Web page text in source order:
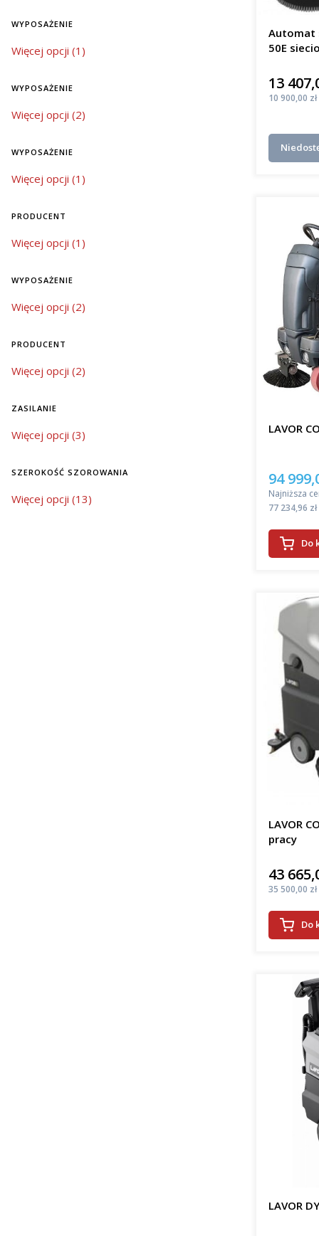
WYPOSAŻENIE
wyposażenie
Więcej opcji (1)
WYPOSAŻENIE
wyposażenie
Więcej opcji (2)
WYPOSAŻENIE
wyposażenie
Więcej opcji (1)
PRODUCENT
Producent
Więcej opcji (1)
WYPOSAŻENIE
wyposażenie
Więcej opcji (2)
PRODUCENT
Producent
Więcej opcji (2)
ZASILANIE
zasilanie
Więcej opcji (3)
SZEROKOŚĆ SZOROWANIA
szerokość szorowania
Więcej opcji (13)
Jaki
W
różnią się
jak
środków
bardziej
Jeśli
znacząco
do
można
Automat
50E
Cena
13
Cena
10 900,00 zł
LAVOR
Cena
94
Najniższa
Cena
77 234,96 zł
Do
LAVOR
pracy
Cena
43
Cena
35 500,00 zł
Do
LAVOR